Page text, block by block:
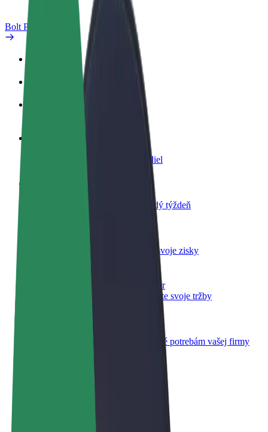
Bolt Plus
Zarábajte podľa vlastných pravidiel
Doručujte jedlo a zarábajte si každý týždeň
Pridajte reštauráciu
Oslovte viac zákazníkov a zvýšte svoje zisky
Zaregistrujte sa ako flotilový partner
Pridajte svoju flotilu k Boltu a zvýšte svoje tržby
Bolt for Business
Produkty a služby Bolt prispôsobené potrebám vašej firmy